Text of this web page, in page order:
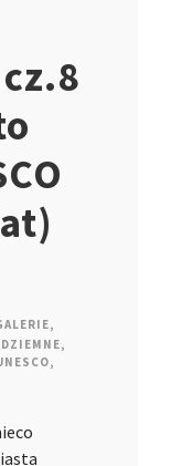
,
,
,